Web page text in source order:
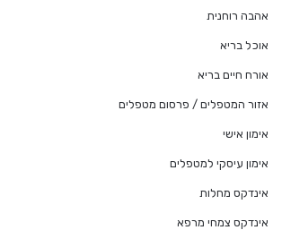
אהבה רוחנית
אוכל בריא
אורח חיים בריא
אזור המטפלים / פרסום מטפלים
אימון אישי
אימון עיסקי למטפלים
אינדקס מחלות
אינדקס צמחי מרפא